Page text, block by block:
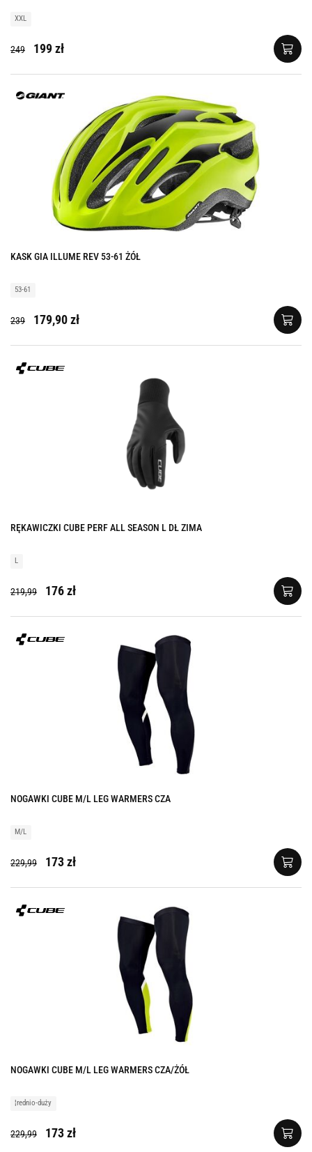
XXL
249 199 zł
KASK GIA ILLUME REV 53-61 ŻÓŁ
53-61
239 179,90 zł
RĘKAWICZKI CUBE PERF ALL SEASON L DŁ ZIMA
L
219,99 176 zł
NOGAWKI CUBE M/L LEG WARMERS CZA
M/L
229,99 173 zł
NOGAWKI CUBE M/L LEG WARMERS CZA/ŻÓŁ
¦rednio-duży
229,99 173 zł